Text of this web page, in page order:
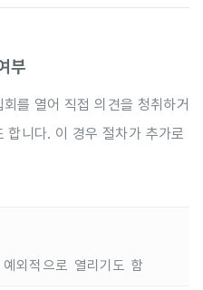
부
를 열어 직접 의견을 청취하거
합니다. 이 경우 절차가 추가로
외적으로 열리기도 함